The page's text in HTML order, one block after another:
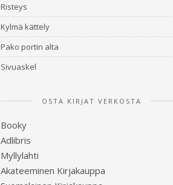
Risteys
Kylmä kättely
Pako portin alta
Sivuaskel
OSTA KIRJAT VERKOSTA
Booky
Adlibris
Myllylahti
Akateeminen Kirjakauppa